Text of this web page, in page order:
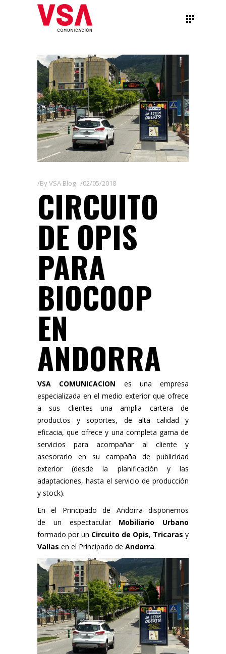
ByVSA Blog 02/05/2018
CIRCUITO
DE OPIS
PARA
BIOCOOP
EN
ANDORRA
VSA COMUNICACION es una empresa
especializada en el medio exterior que ofrece
a sus clientes una amplia cartera de
productos y soportes, de alta calidad y
eficacia, que ofrece y una completa gama de
servicios para acompañar al cliente y
asesorarlo en su campaña de publicidad
exterior (desde la planificación y las
adaptaciones, hasta el servicio de producción
y stock).
En el Principado de Andorra disponemos
de un espectacular Mobiliario Urbano
formado por un Circuito de Opis, Tricaras y
Vallas en el Principado de Andorra.